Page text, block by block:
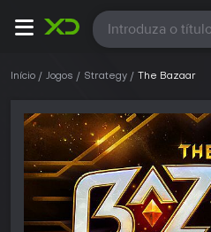
Todas
Início Jogos Strategy The Bazaar